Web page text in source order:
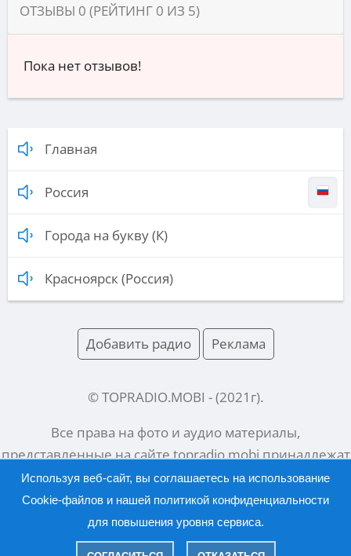
ОТЗЫВЫ 0 (РЕЙТИНГ 0 ИЗ 5)
Пока нет отзывов!
Главная
Россия
Города на букву (К)
Красноярск (Россия)
Добавить радио Реклама
© TOPRADIO.MOBI - (2021 г).
Все права на фото и аудио материалы,
представленные на сайтеtopradio.mobiпринадлежат
их законным владельцам.
Русский | English
Используя веб-сайт, вы соглашаетесь на использование
Cookie-файлов и нашей политикой конфиденциальности
для повышения уровня сервиса.